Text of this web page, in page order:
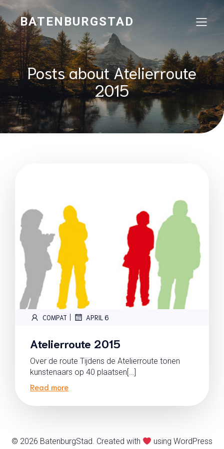
BATENBURGSTAD
Posts about Atelierroute
2015
COMPAT | APRIL 6
Atelierroute 2015
Over de route Tijdens de Atelierroute tonen
kunstenaars op 40 plaatsen[…]
Read more
© 2026 BatenburgStad. Created with
using WordPress